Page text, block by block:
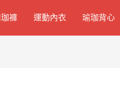
褲 運動內衣 瑜珈背心